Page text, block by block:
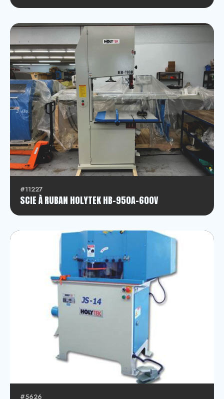
#11227
SCIE À RUBAN HOLYTEK HB-950A-600V
#5626